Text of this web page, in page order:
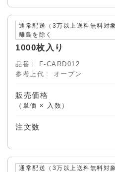
通常配送（3万以上送料無料対
離島を除く
1000枚入り
品番
F-CARD012
参考上代
オープン
販売価格
（単価 × 入数）
注文数
通常配送（3万以上送料無料対